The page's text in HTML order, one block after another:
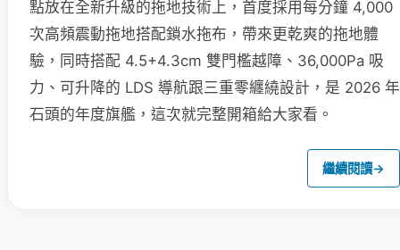
點放在全新升級的拖地技術上，首度採用每分鐘 4,000
次高頻震動拖地搭配鎖水拖布，帶來更乾爽的拖地體
驗，同時搭配 4.5+4.3cm 雙門檻越障、36,000Pa 吸
力、可升降的 LDS 導航跟三重零纏繞設計，是 2026 年
石頭的年度旗艦，這次就完整開箱給大家看。
繼續閱讀→